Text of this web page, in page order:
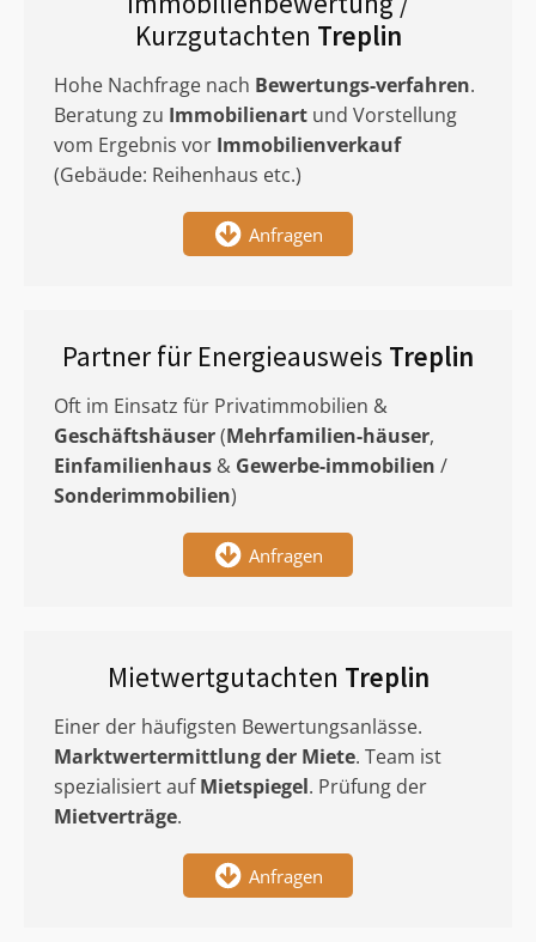
Kurzgutachten Treplin
Hohe Nachfrage nach Bewertungs-verfahren.
Beratung zu Immobilienart und Vorstellung
vom Ergebnis vor Immobilienverkauf
(Gebäude: Reihenhaus etc.)
Anfragen
Partner für Energieausweis Treplin
Oft im Einsatz für Privatimmobilien &
Geschäftshäuser(Mehrfamilien-häuser,
Einfamilienhaus & Gewerbe-immobilien /
Sonderimmobilien)
Anfragen
Mietwertgutachten Treplin
Einer der häufigsten Bewertungsanlässe.
Marktwertermittlungder Miete. Team ist
spezialisiert aufMietspiegel. Prüfung der
Mietverträge.
Anfragen